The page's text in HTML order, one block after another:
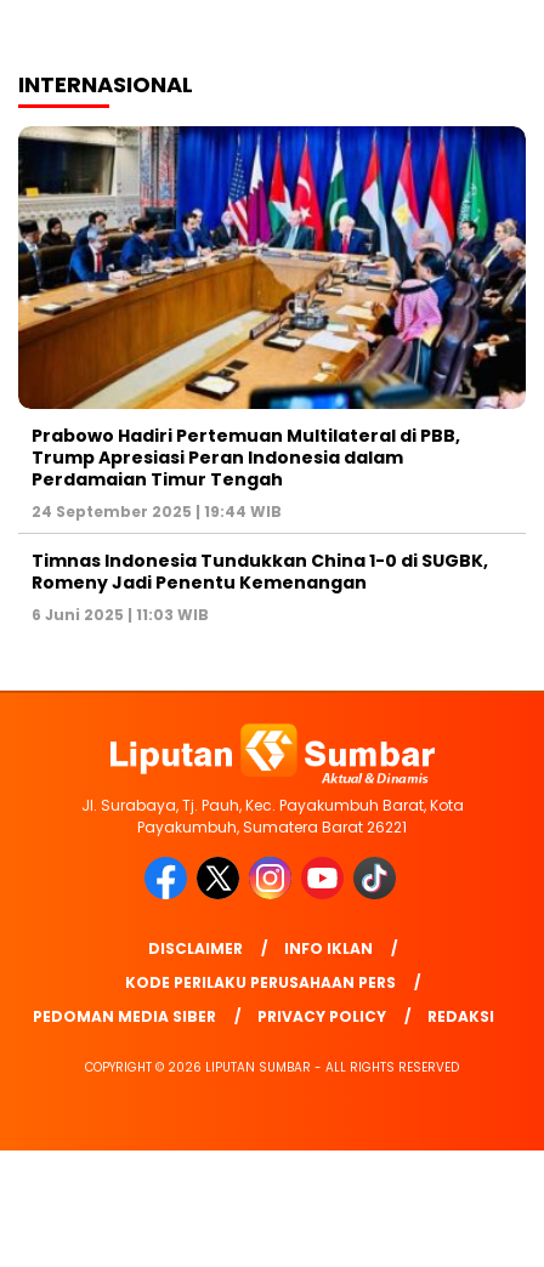
INTERNASIONAL
Prabowo Hadiri Pertemuan Multilateral di PBB,
Trump Apresiasi Peran Indonesia dalam
Perdamaian Timur Tengah
24 September 2025 | 19:44 WIB
Timnas Indonesia Tundukkan China 1-0 di SUGBK,
Romeny Jadi Penentu Kemenangan
6 Juni 2025 | 11:03 WIB
Jl. Surabaya, Tj. Pauh, Kec. Payakumbuh Barat, Kota
Payakumbuh, Sumatera Barat 26221
DISCLAIMER
INFO IKLAN
KODE PERILAKU PERUSAHAAN PERS
PEDOMAN MEDIA SIBER
PRIVACY POLICY REDAKSI
COPYRIGHT © 2026 LIPUTAN SUMBAR - ALL RIGHTS RESERVED